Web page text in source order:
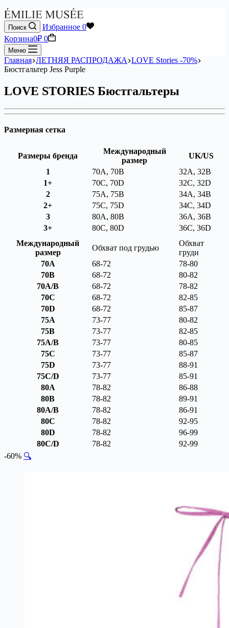
Поиск Избранное 0
Корзина0₽ 0
Меню
Главная ЛЕТНЯЯ РАСПРОДАЖА LOVE Stories -70%
Бюстгальтер Jess Purple
LOVE STORIES Бюстгальтеры
Размерная сетка
Размеры бренда
Международный
размер
UK/US
1
70A, 70B
32A, 32B
1+
70C, 70D
32C, 32D
2
75A, 75B
34A, 34B
2+
75C, 75D
34C, 34D
3
80A, 80B
36A, 36B
3+
80C, 80D
36C, 36D
Международный
размер
Обхват под грудью
Обхват
груди
70A
68-72
78-80
70B
68-72
80-82
70A/B
68-72
78-82
70C
68-72
82-85
70D
68-72
85-87
75A
73-77
80-82
75B
73-77
82-85
75A/B
73-77
80-85
75C
73-77
85-87
75D
73-77
88-91
75C/D
73-77
85-91
80A
78-82
86-88
80B
78-82
89-91
80A/B
78-82
86-91
80C
78-82
92-95
80D
78-82
96-99
80C/D
78-82
92-99
-60% 🔍